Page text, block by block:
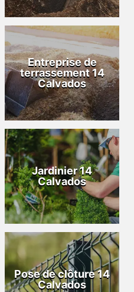
Entreprise de
terrassement 14
Calvados
Jardinier 14
Calvados
Pose de clôture 14
Calvados